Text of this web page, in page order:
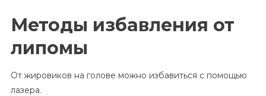
Методы избавления от
липомы
От жировиков на голове можно избавиться с помощью
лазера.